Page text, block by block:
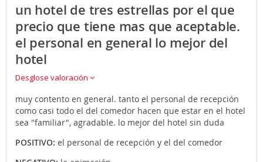
un hotel de tres estrellas por el que
precio que tiene mas que aceptable.
el personal en general lo mejor del
hotel
Desglose valoración
muy contento en general. tanto el personal de recepción
como casi todo el del comedor hacen que estar en el hotel
sea "familiar", agradable. lo mejor del hotel sin duda
POSITIVO: el personal de recepción y el del comedor